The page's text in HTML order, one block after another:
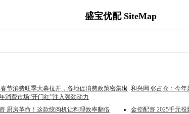
盛宝优配 SiteMap
节消费旺季大幕拉开，各地促消费政策密集出
消费市场“开门红”注入强劲动力
和兴网 张占仓：今年
厨房革命！这款绞肉机让料理效率翻倍
金控配资 2025千元